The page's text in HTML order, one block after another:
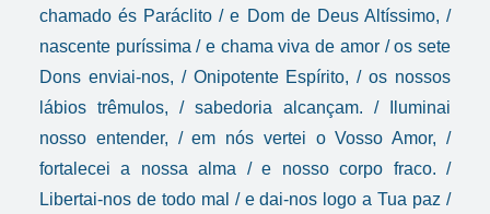
chamado és Paráclito / e Dom de Deus Altíssimo, /
nascente puríssima / e chama viva de amor / os sete
Dons enviai-nos, / Onipotente Espírito, / os nossos
lábios trêmulos, / sabedoria alcançam. / Iluminai
nosso entender, / em nós vertei o Vosso Amor, /
fortalecei a nossa alma / e nosso corpo fraco. /
Libertai-nos de todo mal / e dai-nos logo a Tua paz /